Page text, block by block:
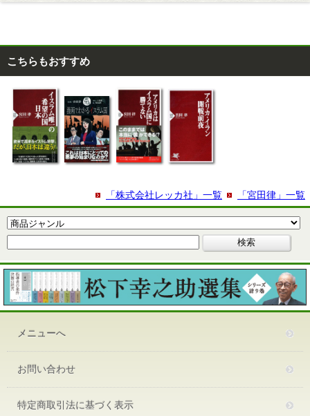
こちらもおすすめ
「宮田律」一覧
「株式会社レッカ社」一覧
メニューへ
お問い合わせ
特定商取引法に基づく表示